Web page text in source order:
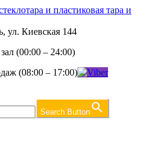
ул. Киевская 144
(00:00 – 24:00)
(08:00 – 17:00)
Search Button